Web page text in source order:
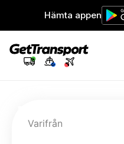
Hämta appen
Varifrån